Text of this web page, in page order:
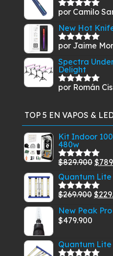
Valorado
por Camilo
New Hot
Valorado
por Jaime
Spectra
Delight
Valorado
por Román
TOP 5 EN VAPOS &
Kit Indoor
480w
Valorado
con
de
5
$829.900 El
era:
$
Quantum
Valorado
5
$269.900 El
$
New Peak
$479.900
Quantum